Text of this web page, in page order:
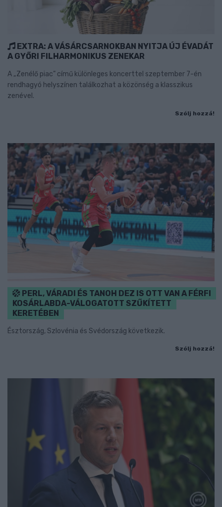
EXTRA: A VÁSÁRCSARNOKBAN NYITJA ÚJ ÉVADÁT
A GYŐRI FILHARMONIKUS ZENEKAR
A „Zenélő piac” című különleges koncerttel szeptember 7-én
rendhagyó helyszínen találkozhat a közönség a klasszikus
zenével.
Szólj hozzá!
PERL, VÁRADI ÉS TANOH DEZ IS OTT VAN A FÉRFI
KOSÁRLABDA-VÁLOGATOTT SZŰKÍTETT
KERETÉBEN
Észtország, Szlovénia és Svédország következik.
Szólj hozzá!